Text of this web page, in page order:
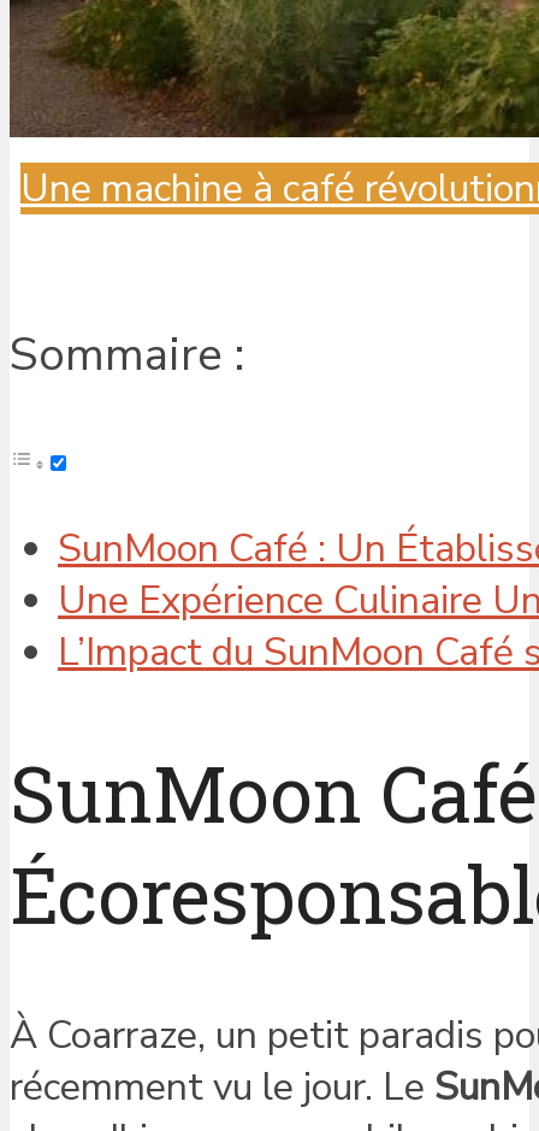
Une machine à café
Sommaire :
SunMoon Café : Un
Une Expérience Culinaire
L’Impact du SunMoon
SunMoon
À Coarraze, un petit paradis
récemment vu le jour. Le